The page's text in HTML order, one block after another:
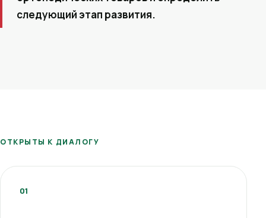
следующий этап развития.
ОТКРЫТЫ К ДИАЛОГУ
01